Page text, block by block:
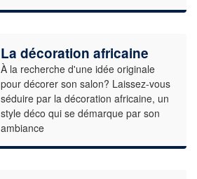
La décoration africaine
À la recherche d'une idée originale
pour décorer son salon? Laissez-vous
séduire par la décoration africaine, un
style déco qui se démarque par son
ambiance